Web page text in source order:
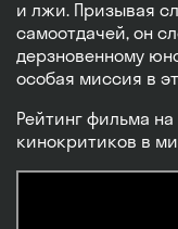
и лжи. Призывая
самоотдачей, он
дерзновенному
особая миссия в
Рейтинг фильма на
кинокритиков в